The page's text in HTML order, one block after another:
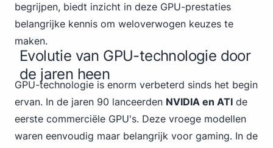
begrijpen, biedt inzicht in deze GPU-prestaties
belangrijke kennis om weloverwogen keuzes te
maken.
Evolutie van GPU-technologie door
de jaren heen
GPU-technologie is enorm verbeterd sinds het begin
ervan. In de jaren 90 lanceerden NVIDIA en ATI de
eerste commerciële GPU's. Deze vroege modellen
waren eenvoudig maar belangrijk voor gaming. In de